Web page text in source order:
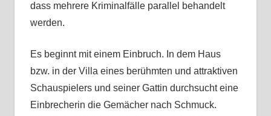
dass mehrere Kriminalfälle parallel behandelt
werden.
Es beginnt mit einem Einbruch. In dem Haus
bzw. in der Villa eines berühmten und attraktiven
Schauspielers und seiner Gattin durchsucht eine
Einbrecherin die Gemächer nach Schmuck.